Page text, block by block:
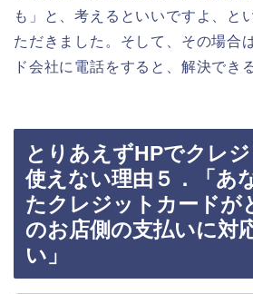
も」と、考えるといいですよ、と
ただきました。そして、その場合
ド会社に電話をすると、解決でき
とりあえずHPでクレ
使えない理由５．「あ
たクレジットカードが
のお店側の支払いに対
い」